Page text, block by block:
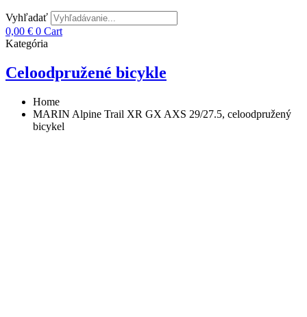
Vyhľadať
0,00 € 0 Cart
Kategória
Celoodpružené bicykle
Home
MARIN Alpine Trail XR GX AXS 29/27.5, celoodpružený
bicykel